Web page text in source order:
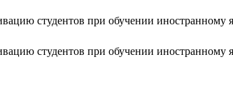
студентов при обучении иностранному
студентов при обучении иностранному